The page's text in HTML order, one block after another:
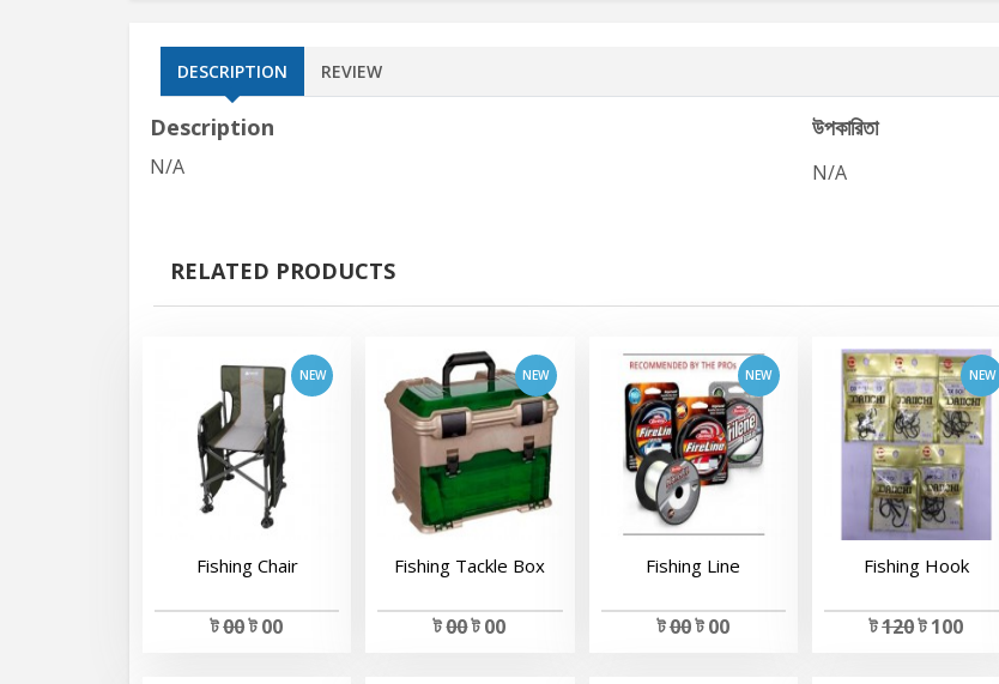
DESCRIPTION REVIEW
Description
N/A
উপকারিতা
N/A
RELATED PRODUCTS
Fishing Chair
ট00ট 00
Fishing Tackle Box
ট00ট 00
Fishing Line
ট00ট 00
Fishing Hook
ট120ট 100